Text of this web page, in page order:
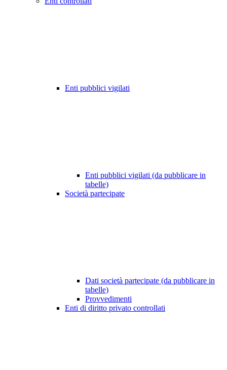
Enti pubblici vigilati
Enti pubblici vigilati (da pubblicare in
tabelle)
Società partecipate
Dati società partecipate (da pubblicare in
tabelle)
Provvedimenti
Enti di diritto privato controllati